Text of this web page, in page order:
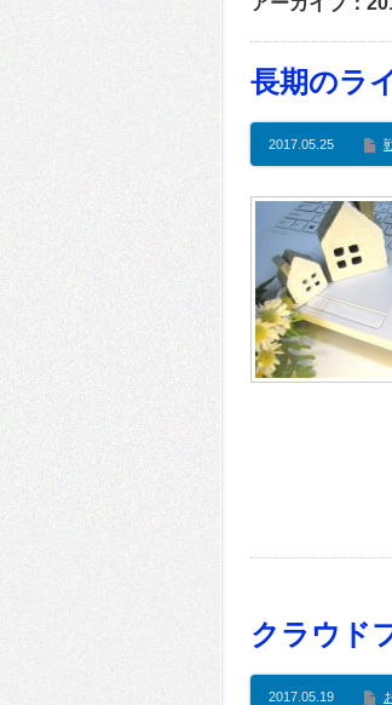
長期のラ
2017.05.25
クラウド
2017.05.19